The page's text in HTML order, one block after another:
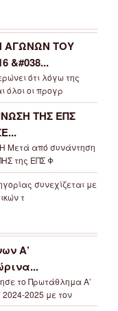
ΤΟΥ
&#038...
ότι λόγω της
όλοι οι προγρ
ΤΗΣ ΕΠΣ
Μετά από συνάντηση
της ΕΠΣ Φ
συνεχίζεται με
τ
Α’
το Πρωτάθλημα Α’
2025 με τον